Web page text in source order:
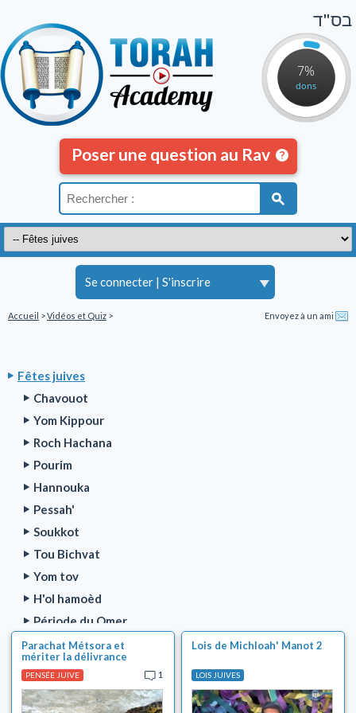
7%
dons
Se connecter | S'inscrire
בס"ד
Poser une question au Rav
Accueil >Vidéos et Quiz > Envoyez à un ami
Fêtes juives
Chavouot
Yom Kippour
Roch Hachana
Pourim
Hannouka
Pessah'
Soukkot
Tou Bichvat
Yom tov
H'ol hamoèd
Période du Omer
Lag baomèr
Ben Hametsarim (3 semaines de deuil)
Tou Béav (le 15 Av)
Série Parnassa TOVA
Parachat Métsora et
mériter la délivrance
d'Egypte
1
PENSÉE JUIVE
Lois de Michloah' Manot 2
LOIS JUIVES